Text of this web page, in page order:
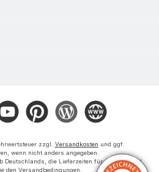
Pinterest Blog Die BERG App
zzgl. Versandkosten und ggf.
wenn nicht anders angegeben.
Deutschlands, die Lieferzeiten für das Ausland
den Versandbedingungen.